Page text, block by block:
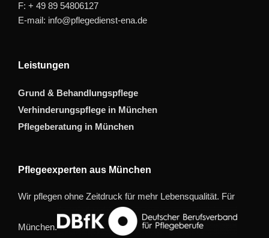
F: + 49 89 54806127
E-mail: info@pflegedienst-ena.de
Leistungen
Grund & Behandlungspflege
Verhinderungspflege in München
Pflegeberatung in München
Pflegeexperten aus München
Wir pflegen ohne Zeitdruck für mehr Lebensqualität. Für
München.